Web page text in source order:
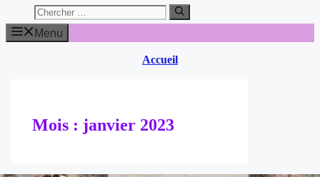
Chercher:
Menu
Accueil
Mois : janvier 2023